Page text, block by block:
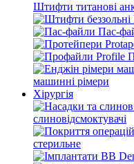
Штифти титанові
Пас-
машинні рімери
Хірургія
слиновідсмоктувачі
стерильне